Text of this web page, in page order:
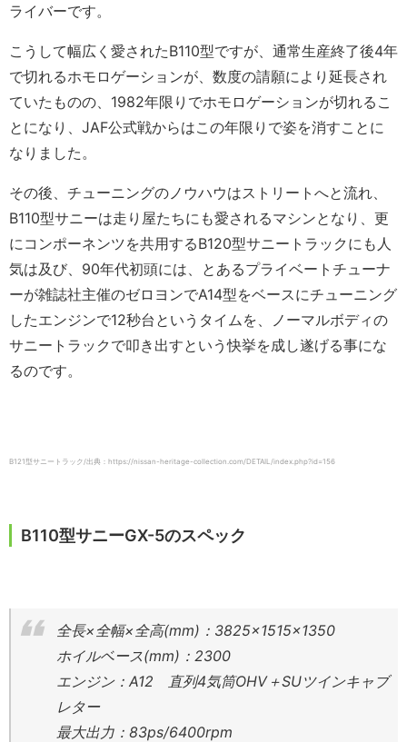
ライバーです。
こうして幅広く愛されたB110型ですが、通常生産終了後4年
で切れるホモロゲーションが、数度の請願により延長され
ていたものの、1982年限りでホモロゲーションが切れるこ
とになり、JAF公式戦からはこの年限りで姿を消すことに
なりました。
その後、チューニングのノウハウはストリートへと流れ、
B110型サニーは走り屋たちにも愛されるマシンとなり、更
にコンポーネンツを共用するB120型サニートラックにも人
気は及び、90年代初頭には、とあるプライベートチューナ
ーが雑誌社主催のゼロヨンでA14型をベースにチューニング
したエンジンで12秒台というタイムを、ノーマルボディの
サニートラックで叩き出すという快挙を成し遂げる事にな
るのです。
B121型サニートラック/出典：https://nissan-heritage-collection.com/DETAIL/index.php?id=156
B110型サニーGX-5のスペック
全長×全幅×全高(mm)：3825×1515×1350
ホイルベース(mm)：2300
エンジン：A12 直列4気筒OHV＋SUツインキャブ
レター
最大出力：83ps/6400rpm